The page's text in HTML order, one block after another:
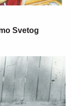
Svetog